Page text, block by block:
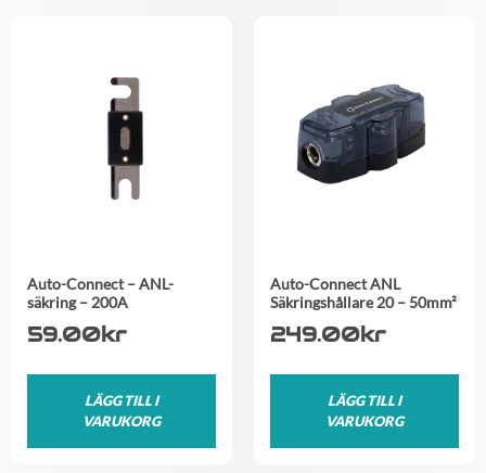
Auto-Connect – ANL-
säkring – 200A
59.00kr
LÄGG TILL I
VARUKORG
Auto-Connect ANL
Säkringshållare 20 – 50mm²
249.00kr
LÄGG TILL I
VARUKORG